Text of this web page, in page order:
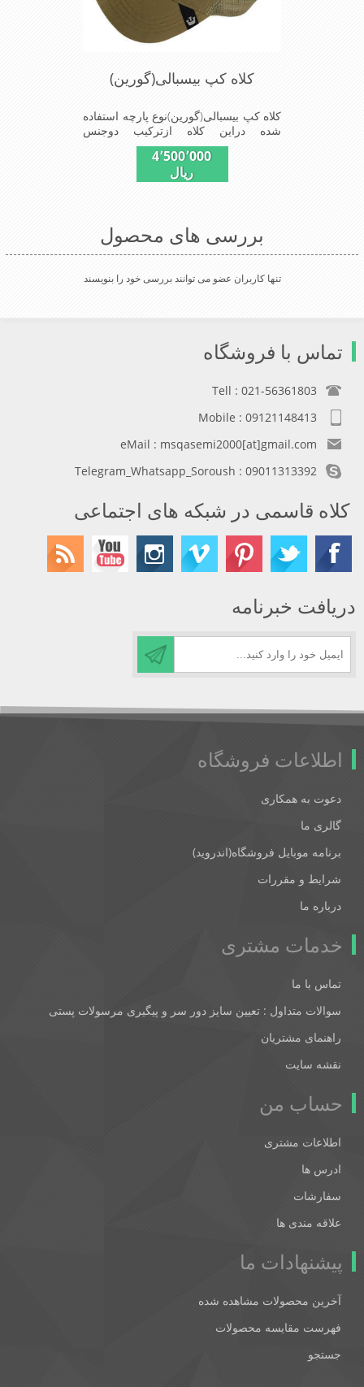
کلاه کپ بیسبالی(گورین)
کلاه کپ بیسبالی(گورین)نوع پارچه استفاده
شده دراین کلاه ازترکیب دوجنس
کتان(پنبه)وپلیستراست که با بندگیرپشت
کلاه ازسایز56الی60قابل استفاده است
ونقاب که مناسب این شکل ازکلاه است
in chaina
4٬500٬000
ریال
بررسی های محصول
تنها کاربران عضو می توانند بررسی خود را بنویسند
تماس با فروشگاه
Tell : 021-56361803
Mobile : 09121148413
eMail : msqasemi2000[at]gmail.com
Telegram_Whatsapp_Soroush : 09011313392
کلاه قاسمی در شبکه های اجتماعی
دریافت خبرنامه
اطلاعات فروشگاه
دعوت به همکاری
گالری ما
برنامه موبایل فروشگاه(اندروید)
شرایط و مقررات
درباره ما
خدمات مشتری
تماس با ما
سوالات متداول : تعیین سایز دور سر و پیگیری مرسولات پستی
راهنمای مشتریان
نقشه سایت
حساب من
اطلاعات مشتری
ادرس ها
سفارشات
علاقه مندی ها
پیشنهادات ما
آخرین محصولات مشاهده شده
فهرست مقایسه محصولات
جستجو